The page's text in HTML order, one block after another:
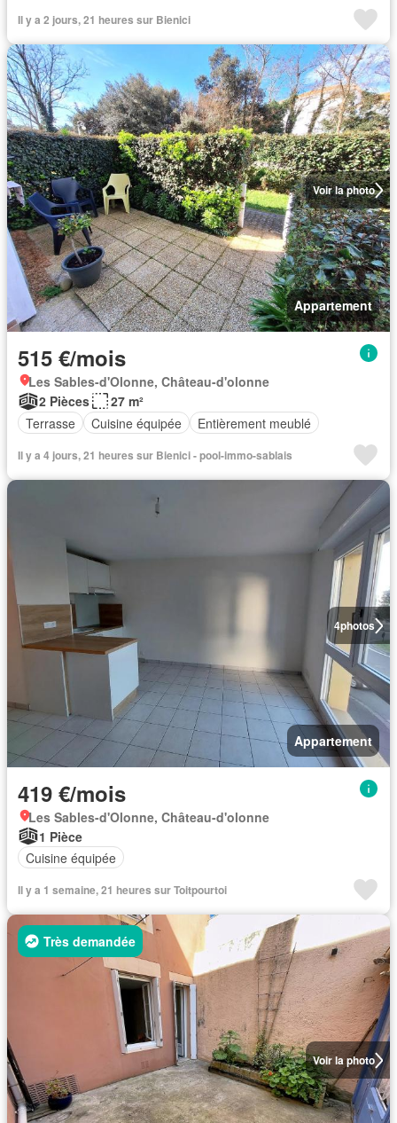
Il y a 2 jours, 21 heures sur Bienici
Voir la photo
Appartement
515 €/mois
Les Sables-d'Olonne, Château-d'olonne
2 Pièces
27 m²
Terrasse
Cuisine équipée Entièrement meublé
Il y a 4 jours, 21 heures sur Bienici - pool-immo-sablais
4photos
Appartement
419 €/mois
Les Sables-d'Olonne, Château-d'olonne
1 Pièce
Cuisine équipée
Il y a 1 semaine, 21 heures sur Toitpourtoi
Voir la photo
Très demandée